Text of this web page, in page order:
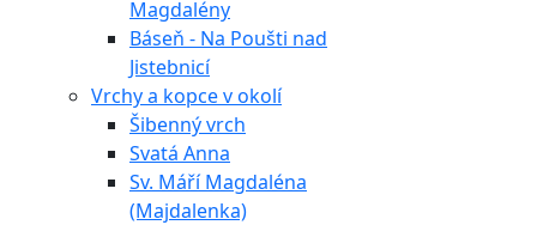
Magdalény
Báseň - Na Poušti nad
Jistebnicí
Vrchy a kopce v okolí
Šibenný vrch
Svatá Anna
Sv. Máří Magdaléna
(Majdalenka)